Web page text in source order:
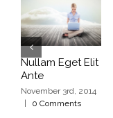
Nullam Eget Elit
Ante
November 3rd, 2014
0 Comments